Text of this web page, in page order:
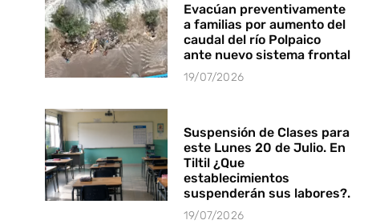
Evacúan preventivamente
a familias por aumento del
caudal del río Polpaico
ante nuevo sistema frontal
19/07/2026
Suspensión de Clases para
este Lunes 20 de Julio. En
Tiltil ¿Que
establecimientos
suspenderán sus labores?.
19/07/2026